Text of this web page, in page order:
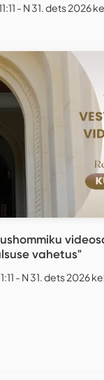
- N 31. dets 2026
vahetus"
- N 31. dets 2026